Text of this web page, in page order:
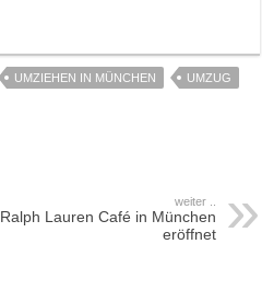
UMZIEHEN IN MÜNCHEN UMZUG
weiter ..
Ralph Lauren Café in München
eröffnet